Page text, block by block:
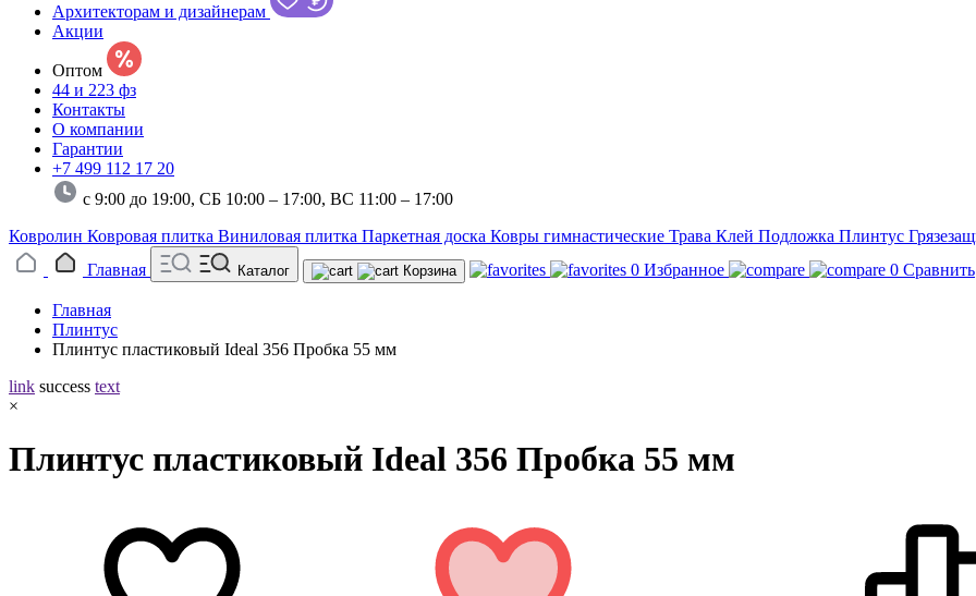
Архитекторам и дизайнерам
Акции
Оптом
44 и 223 фз
Контакты
О компании
Гарантии
+7 499 112 17 20
с 9:00 до 19:00, СБ 10:00 – 17:00, ВС 11:00 – 17:00
Ковролин Ковровая плитка Виниловая плитка Паркетная доска Ковры гимнастические Трава Клей Подложка Плинтус
Главная
Каталог Корзина 0 Избранное 0 Сравнить
Главная
Плинтус
Плинтус пластиковый Ideal 356 Пробка 55 мм
link success text
×
Плинтус пластиковый Ideal 356 Пробка 55 мм